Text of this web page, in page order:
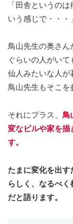
「田舎というの
いう感じで・・・
鳥山先生の奥さん
ぐらいの人がいて
仙人みたいな人が
鳥山先生もそこを
それにプラス、 鳥
変なビルや家を描
す。
たまに変化を出す
らしく、なるべ
だと語ります。